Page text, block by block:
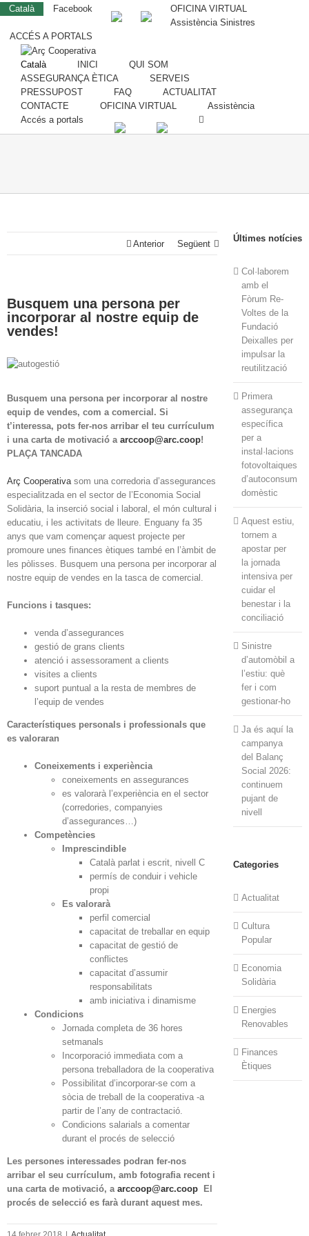
Català Facebook
OFICINA VIRTUAL
Assistència Sinistres
ACCÉS A PORTALS
Català INICI
QUI SOM
ASSEGURANÇA ÈTICA
SERVEIS
PRESSUPOST
FAQ
ACTUALITAT
CONTACTE
OFICINA VIRTUAL
Assistència
Accés a portals
Anterior Següent
Busquem una persona per
incorporar al nostre equip de
vendes!
Busquem una persona per incorporar al nostre
equip de vendes, com a comercial. Si
t’interessa, pots fer-nos arribar el teu currículum
i una carta de motivació a arccoop@arc.coop!
PLAÇA TANCADA
Arç Cooperativasom una corredoria d’assegurances
especialitzada en el sector de l’Economia Social
Solidària, la inserció social i laboral, el món cultural i
educatiu, i les activitats de lleure. Enguany fa 35
anys que vam començar aquest projecte per
promoure unes finances ètiques també en l’àmbit de
les pòlisses. Busquem una persona per incorporar al
nostre equip de vendes en la tasca de comercial.
Funcions i tasques:
venda d’assegurances
gestió de grans clients
atenció i assessorament a clients
visites a clients
suport puntual a la resta de membres de
l’equip de vendes
Característiques personals i professionals que
es valoraran
Coneixements i experiència
coneixements en assegurances
es valorarà l’experiència en el sector
(corredories, companyies
d’assegurances…)
Competències
Imprescindible
Català parlat i escrit, nivell C
permís de conduir i vehicle
propi
Es valorarà
perfil comercial
capacitat de treballar en equip
capacitat de gestió de
conflictes
capacitat d’assumir
responsabilitats
amb iniciativa i dinamisme
Condicions
Jornada completa de 36 hores
setmanals
Incorporació immediata com a
persona treballadora de la cooperativa
Possibilitat d’incorporar-se com a
sòcia de treball de la cooperativa -a
partir de l’any de contractació.
Condicions salarials a comentar
durant el procés de selecció
Les persones interessades podran fer-nos
arribar el seu currículum, amb fotografia recent i
una carta de motivació, a arccoop@arc.coop
El
procés de selecció es farà durant aquest mes.
Últimes notícies
Col·laborem
amb el
Fòrum Re-
Voltes de la
Fundació
Deixalles per
impulsar la
reutilització
Primera
assegurança
específica
per a
instal·lacions
fotovoltaiques
d’autoconsum
domèstic
Aquest estiu,
tornem a
apostar per
la jornada
intensiva per
cuidar el
benestar i la
conciliació
Sinistre
d’automòbil a
l’estiu: què
fer i com
gestionar-ho
Ja és aquí la
campanya
del Balanç
Social 2026:
continuem
pujant de
nivell
Categories
Actualitat
Cultura
Popular
Economia
Solidària
Energies
Renovables
Finances
Ètiques